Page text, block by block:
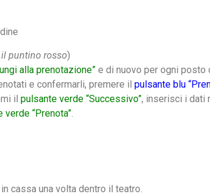
puntino rosso)
alla prenotazione” e di nuovo per ogni posto
e confermarli, premere il pulsante blu
il pulsante verde “Successivo”, inserisci i dati
verde “Prenota”
cassa una volta dentro il teatro.